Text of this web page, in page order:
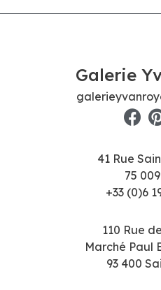
Galerie
41 Rue
75
+33 (0)6
110 Rue
Marché Paul
93 400